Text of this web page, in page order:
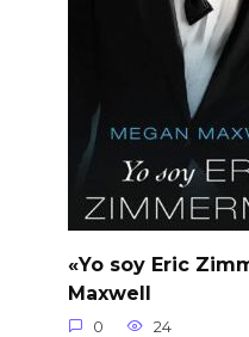
«Yo soy Eric
Maxwell
0 24